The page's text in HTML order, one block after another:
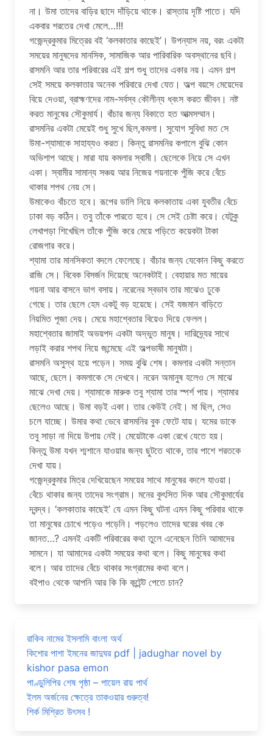
না। উমা তাদের বাড়ির ছাদে দাঁড়িয়ে থাকে। রাস্তায় দৃষ্টি পাতে। যদি
একবার শরতের দেখা মেলে…!!!
গজেন্দ্রকুমার মিত্রের বই ‘কলকাতার কাছেই’। উপন্যাস নয়, বরং একটা
সময়ের মানুষদের মানসিক, সামাজিক আর পারিবারিক অবস্থানের ছবি।
রাসমনি আর তার পরিবারের এই গল্প শুধু তাদের একার নয়। এমন গল্প
সেই সময়ে কলকাতার অনেক পরিবারে দেখা যেত। অল্প বয়সে মেয়েদের
বিয়ে দেওয়া, ব্রাহ্মণদের নাম-সর্বস্ব কৌলীন্য ধ্বংস করত জীবন। নষ্ট
করত মানুষের সৌকুমার্য। বাঁচার জন্য বিকাতে হত আত্মসম্মান।
রাসমনির একটা মেয়েই শুধু সুখে ছিল,কমলা। সুযোগ সুবিধা মত সে
উমা-শ্যামাকে সাহায্যও করত। কিন্তু রাসমনির কপালে বুঝি কোন
অভিশাপ আছে। মারা যায় কমলার স্বামী। ছেলেকে নিয়ে সে এখন
একা। স্বামীর সামান্য সঞ্চয় আর নিজের গয়নাকে পুঁজি করে বেঁচে
থাকার শপথ নেয় সে।
উমাকেও বাঁচতে হবে। রূপের ডালি নিয়ে কলকাতায় একা যুবতীর বেঁচে
ঢাকা বড় কঠিন। তবু তাঁকে পারতে হবে। সে সেই চেষ্টা করে। যেটুকু
লেখাপড়া শিখেছিল তাঁকে পুঁজি করে মেয়ে পড়িতে কয়েকটা টাকা
রোজগার করে।
শ্যামা তার মানসিকতা বদলে ফেলেছে। বাঁচার জন্য যেকোন কিছু করতে
রাজি সে। বিবেক বিসর্জন দিয়েছে অনেকটাই। বেহায়ার মত মায়ের
গয়না আর বাসনে ভাগ বসায়। নরেনের স্বভাব তার মাঝেও ঢুকে
গেছে। তার ছেলে হেম একটু বড় হয়েছে। সেই যজমান বাড়িতে
নিয়মিত পূজা দেয়। মেয়ে মহাশ্বেতার বিয়েও দিয়ে ফেলল।
মহাশ্বেতার জামাই অভয়পদ একটা অদ্ভুত মানুষ। দারিদ্র্যের সাথে
লড়াই করার শপথ নিয়ে জন্মেছে এই অল্পভাষী মানুষটা।
রাসমনি অসুস্থ হয়ে পড়েন। সময় বুঝি শেষ। কমলার একটা সন্তান
আছে, ছেলে। কমলাকে সে দেখবে। নরেন অমানুষ হলেও সে মাঝে
মাঝে দেখা দেয়। শ্যামাকে মারুক তবু শ্যামা তার স্পর্শ পায়। শ্যামার
ছেলেও আছে। উমা বড়ই একা। তার কেউই নেই। মা ছিল, সেও
চলে যাচ্ছে। উমার কথা ভেবে রাসমনির বুক ফেটে যায়। যমের ডাকে
তবু সাড়া না দিয়ে উপায় নেই। মেয়েটাকে একা রেখে যেতে হয়।
কিন্তু উমা যখন শ্মশানে যাওয়ার জন্য ছুটতে থাকে, তার পাশে শরতকে
দেখা যায়।
গজেন্দ্রকুমার মিত্র দেখিয়েছেন সময়ের সাথে মানুষের বদলে যাওয়া।
বেঁচে থাকার জন্য তাদের সংগ্রাম। মনের কুৎসিত দিক আর সৌকুমার্যের
দ্বন্দ্ব। ‘কলকাতার কাছেই’ যে এমন কিছু ঘটনা এমন কিছু পরিবার থাকে
তা মানুষের চোখে পড়েও পড়েনি। পড়লেও তাদের ঘরের খবর কে
জানত…? এমনই একটি পরিবারের কথা তুলে এনেছেন তিনি আমাদের
সামনে। যা আমাদের একটা সময়ের কথা বলে। কিছু মানুষের কথা
বলে। আর তাদের বেঁচে থাকার সংগ্রামের কথা বলে।
বইপাও থেকে আপনি আর কি কি কন্টেন্ট পেতে চান?
রাকিব নামের ইসলামি বাংলা অর্থ
কিশোর পাশা ইমনের জাদুঘর pdf | jadughar novel by
kishor pasa emon
পাণ্ডুলিপির শেষ পৃষ্ঠা – পায়েল রায় পার্থ
ইলম অর্জনের ক্ষেত্রে তাকওয়ার গুরুত্ব!
শির্ক মিশ্রিত উৎসব !